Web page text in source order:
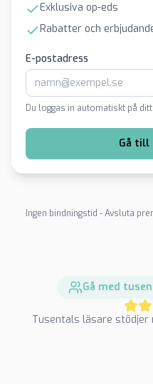
Exklusiva op-eds
Rabatter och
E-postadress
Du loggas in automatiskt på
Gå till
Ingen bindningstid - Avsluta
Gå med
Tusentals läsare stödjer